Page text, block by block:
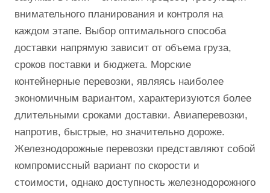
внимательного планирования и контроля на
каждом этапе. Выбор оптимального способа
доставки напрямую зависит от объема груза,
сроков поставки и бюджета. Морские
контейнерные перевозки, являясь наиболее
экономичным вариантом, характеризуются более
длительными сроками доставки. Авиаперевозки,
напротив, быстрые, но значительно дороже.
Железнодорожные перевозки представляют собой
компромиссный вариант по скорости и
стоимости, однако доступность железнодорожного